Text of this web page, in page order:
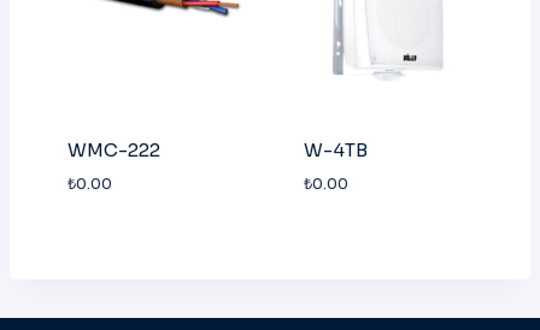
WMC-222
₺0.00
W-4TB
₺0.00